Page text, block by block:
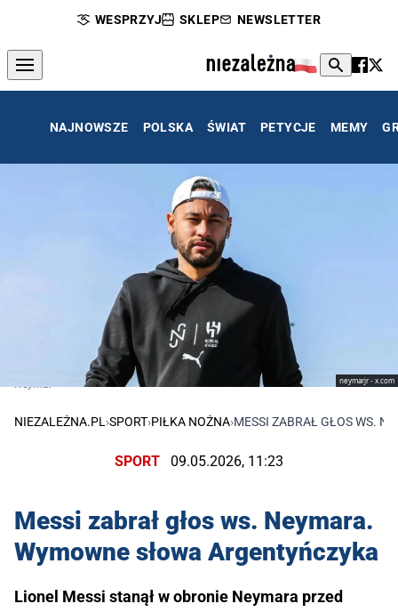
WESPRZYJ SKLEP NEWSLETTER
NAJNOWSZE POLSKA ŚWIAT PETYCJE MEMY
neymarjr - x.com
Neymar
NIEZALEŻNA.PL ›SPORT›PIŁKA NOŻNA›MESSI ZABRAŁ GŁOS WS.
SPORT 09.05.2026, 11:23
Messi zabrał głos ws. Neymara.
Wymowne słowa Argentyńczyka
Lionel Messi stanął w obronie Neymara przed